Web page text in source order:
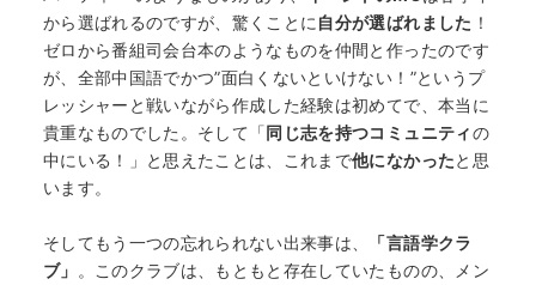
何から始める？
ブログ
おすすめ特集
から選ばれるのですが、驚くことに 自分が選ばれました ！
ゼロから番組司会台本のようなものを仲間と作ったのです
が、全部中国語でかつ”面白くないといけない！”というプ
レッシャーと戦いながら作成した経験は初めてで、本当に
貴重なものでした。そして「同じ志を持つコミュニティの
中にいる！」と思えたことは、これまで他になかったと思
います。
そしてもう一つの忘れられない出来事は、
「言語学クラ
ブ」 。このクラブは、もともと存在していたものの、メン